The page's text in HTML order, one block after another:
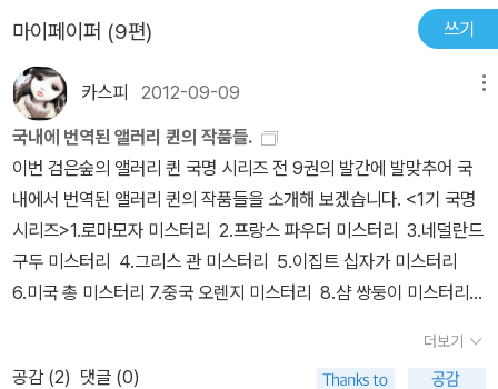
드루리 레인에 비해서도 심심하다. 이런 심심한 인물은 탐정 뿐만 아
니라, 다른 인물들도 마찬가지고 특히 여성 캐릭터 묘사는 평면적이
라고 해도 좋을 정도다. 지적이고 얌전하지만 가슴속에 욕망을 품은
여성과 전형적인 1920년대 헐리우드식 팜므파탈. 앨러리가 여자에
관심이 없어 다행이지, 관심이 있었다면 크리스티처럼 읽기에 즐거운
관계들이 펼쳐지지는 않았을 것이다. 하지만, 멜로드라마적인 진행
혹은 마술적인 깜짝쇼가 없어도 앨러리 퀸의 작품들은 지금까지 살아
남아 고전 미스테리의 중요한 작품들로 이야기되고 있다. 그들의 처
녀작 [로마 모자의 비밀] 은 그 이유를 알려주는 듯한 작품이다. 끝임
없이 제시되지만 무척 사소해보이는 증거 하나가 결국 기막힌 결말을
이 계속되지도 않으며 긴장을 주었다 풀었다 하지도 않지만 야구에서
퀸 경감이라는 캐릭터의 매력을 느끼고자하는 독자라면 흡족해 할 작
품. 또 역시 대가 엘러리 퀸의 작품..이라면 그런 대가의 데뷔작을 한
번쯤 읽어보고 싶다는 욕구가 당연히 있게 마련이다. 그러나 역시 날
때부터 잘 하는 사람 없다고 비극시리즈나 라이츠빌 시리즈 같은 그
의 걸작과 같은 수준을 기대하지는 말자. 천재적인 작가로서는 다소
범작에 속하는 편이니까.
마이페이퍼 (9편) 쓰기
카스피 2012-09-09
국내에 번역된 앨러리 퀸의 작품들.
이번 검은숲의 앨러리 퀸 국명 시리즈 전 9권의 발간에 발맞추어 국
내에서 번역된 앨러리 퀸의 작품들을 소개해 보겠습니다. <1기 국명
시리즈>
1.로마모자 미스터리 2.프랑스 파우더 미스터리 3.네덜란드
구두 미스터리 4.그리스 관 미스터리 5.이집트 십자가 미스터리
6.미국 총 미스터리 7.중국 오렌지 미스터리 8.샴 쌍둥이 미스터리
<앨러
더보기
공감 (2) 댓글 (0)